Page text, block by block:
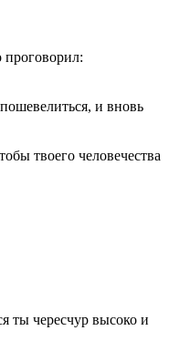
проговорил:
и вновь
твоего человечества
ты чересчур высоко и